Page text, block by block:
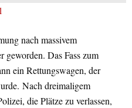
nach massivem
geworden. Das Fass zum
ein Rettungswagen, der
Nach dreimaligem
die Plätze zu verlassen,